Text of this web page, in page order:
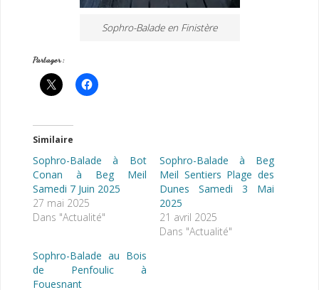
Sophro-Balade en Finistère
Partager :
Similaire
Sophro-Balade à Bot
Conan à Beg Meil
Samedi 7 Juin 2025
27 mai 2025
Dans "Actualité"
Sophro-Balade à Beg
Meil Sentiers Plage des
Dunes Samedi 3 Mai
2025
21 avril 2025
Dans "Actualité"
Sophro-Balade au Bois
de Penfoulic à
Fouesnant